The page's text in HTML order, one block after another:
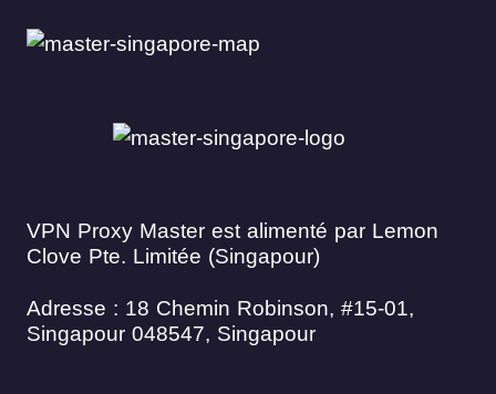
VPN Proxy Master est alimenté par Lemon
Clove Pte. Limitée (Singapour)
Adresse : 18 Chemin Robinson, #15-01,
Singapour 048547, Singapour